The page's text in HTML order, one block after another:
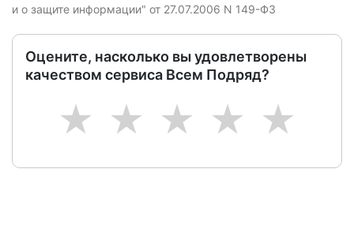
и о защите информации" от 27.07.2006 N 149-ФЗ
Оцените, насколько вы удовлетворены
качеством сервиса Всем Подряд?
5
4
3
2
1